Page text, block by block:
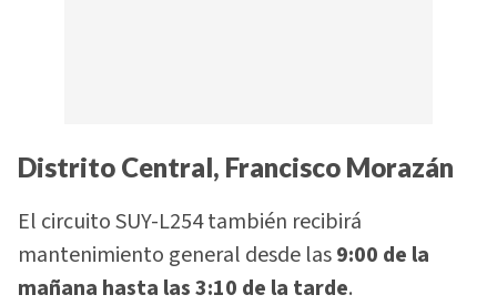
Distrito Central, Francisco Morazán
El circuito SUY-L254 también recibirá
mantenimiento general desde las9:00 de la
mañana hasta las 3:10 de la tarde.